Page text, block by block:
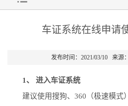
车证系统在线申请
发布时间：2021/03/10 来源
1、 进入车证系统
建议使用搜狗、360（极速模式